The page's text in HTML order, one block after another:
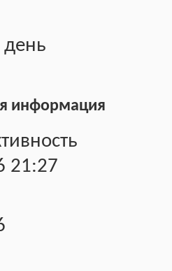
информация
21:27